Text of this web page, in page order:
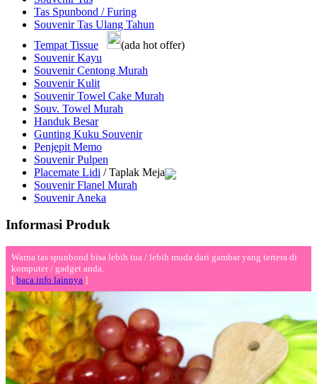
Tas Spunbond / Furing
Souvenir Tas Ulang Tahun
Tempat Tissue
(ada hot offer)
Souvenir Kayu
Souvenir Centong Murah
Souvenir Kulit
Souvenir Towel Cake Murah
Souv. Towel Murah
Handuk Besar
Gunting Kuku Souvenir
Penjepit Memo
Souvenir Pulpen
Placemate Lidi / Taplak Meja
Souvenir Flanel Murah
Souvenir Aneka
Informasi Produk
Warna tas spunbond bisa lebih tua / lebih muda dari gambar yang tertera di
komputer / gadget anda.
[ baca info lainnya ]